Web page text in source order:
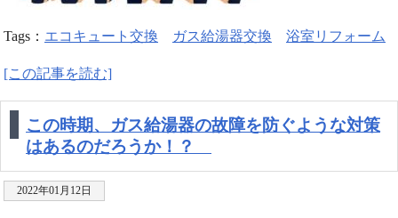
Tags： エコキュート交換 ガス給湯器交換 浴室リフォーム
[この記事を読む]
この時期、ガス給湯器の故障を防ぐような対策
はあるのだろうか！？
2022年01月12日